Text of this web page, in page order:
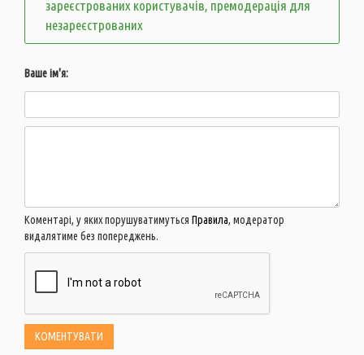
зареєстрованих користувачів, премодерація для
незареєстрованих
Ваше ім'я:
Коментарі, у яких порушуватимуться Правила, модератор
видалятиме без попереджень.